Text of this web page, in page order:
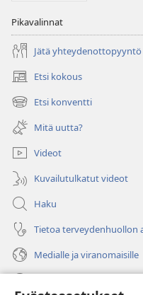
Pikavalinnat
Jätä yhteydenottopyyntö
Etsi kokous
(avaa
uuden
ikkunan)
Etsi konventti
(avaa
uuden
ikkunan)
Mitä uutta?
Videot
Kuvailutulkatut videot
Haku
Tietoa terveydenhuollon
Medialle ja viranomaisille